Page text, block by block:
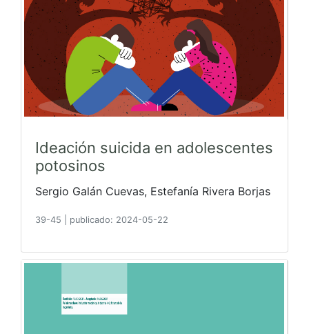
Ideación suicida en adolescentes
potosinos
Sergio Galán Cuevas, Estefanía Rivera Borjas
39-45 publicado: 2024-05-22